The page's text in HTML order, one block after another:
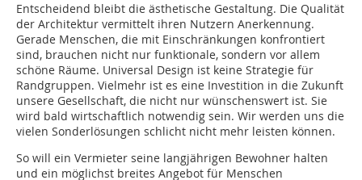
Entscheidend bleibt die ästhetische Gestaltung. Die Qualität
der Architektur vermittelt ihren Nutzern Anerkennung.
Gerade Menschen, die mit Einschränkungen konfrontiert
sind, brauchen nicht nur funktionale, sondern vor allem
schöne Räume. Universal Design ist keine Strategie für
Randgruppen. Vielmehr ist es eine Investition in die Zukunft
unsere Gesellschaft, die nicht nur wünschenswert ist. Sie
wird bald wirtschaftlich notwendig sein. Wir werden uns die
vielen Sonderlösungen schlicht nicht mehr leisten können.
So will ein Vermieter seine langjährigen Bewohner halten
und ein möglichst breites Angebot für Menschen